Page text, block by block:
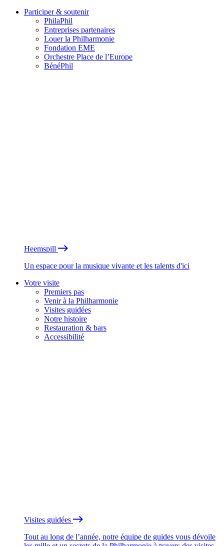
Participer & soutenir
PhilaPhil
Entreprises partenaires
Louer la Philharmonie
Fondation EME
Orchestre Place de l’Europe
BénéPhil
Heemspill
Un espace pour la musique vivante et les talents d'ici
Votre visite
Premiers pas
Venir à la Philharmonie
Visites guidées
Notre histoire
Restauration & bars
Accessibilité
Visites guidées
Tout au long de l’année, notre équipe de guides vous dévoile